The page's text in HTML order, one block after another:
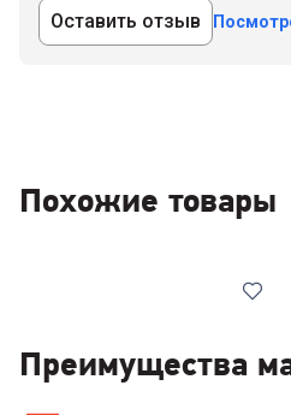
Оставить отзыв
Похожие товары
Преимущества